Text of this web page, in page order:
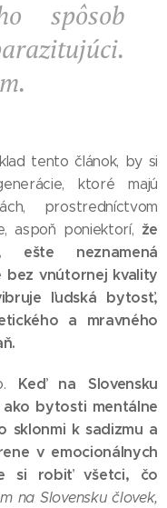
spôsob
tento článok, by si
ktoré majú
prostredníctvom
aspoň poniektorí, že
neznamená
bez vnútornej kvality
ľudská bytosť,
a mravného
Keď na Slovensku
bytosti mentálne
sklonmi k sadizmu a
v emocionálnych
si robiť všetci, čo
na Slovensku človek,